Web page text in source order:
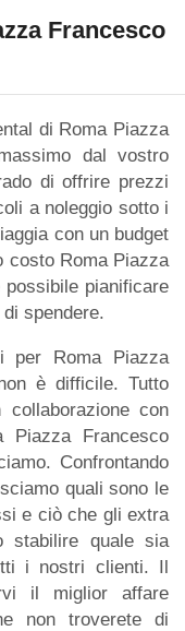
Francesco
di Roma Piazza
dal vostro
di offrire prezzi
a noleggio sotto i
con un budget
costo Roma Piazza
pianificare
spendere.
per Roma Piazza
è difficile. Tutto
con
Francesco
Confrontando
quali sono le
e ciò che gli extra
stabilire quale sia
i nostri clienti. Il
il miglior affare
non troverete di